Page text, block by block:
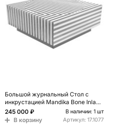
Большой журнальный Стол с
инкрустацией Mandika Bone Inlay
Coffee Table
245 000 ₽ В наличии: 1 шт
В корзину Артикул: 17.1077